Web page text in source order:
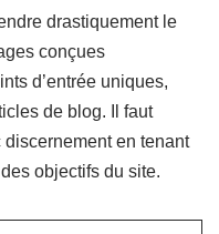
drastiquement le
conçues
d’entrée uniques,
de blog. Il faut
en tenant
objectifs du site.